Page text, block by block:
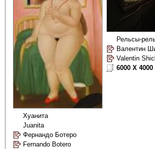
Хуанита
Juanita
Фернандо Ботеро
Fernando Botero
Рельсы-
Валентин
Valentin
6000 X 4000